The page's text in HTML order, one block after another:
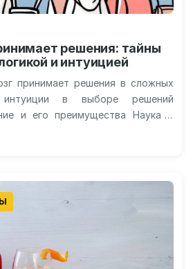
решения: тайны
и интуицией
принимает решения в сложных
в выборе решений
и его преимущества Наука о